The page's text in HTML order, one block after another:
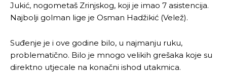
Jukić, nogometaš Zrinjskog, koji je imao 7 asistencija.
Najbolji golman lige je Osman Hadžikić (Velež).
Suđenje je i ove godine bilo, u najmanju ruku,
problematično. Bilo je mnogo velikih grešaka koje su
direktno utjecale na konačni ishod utakmica.